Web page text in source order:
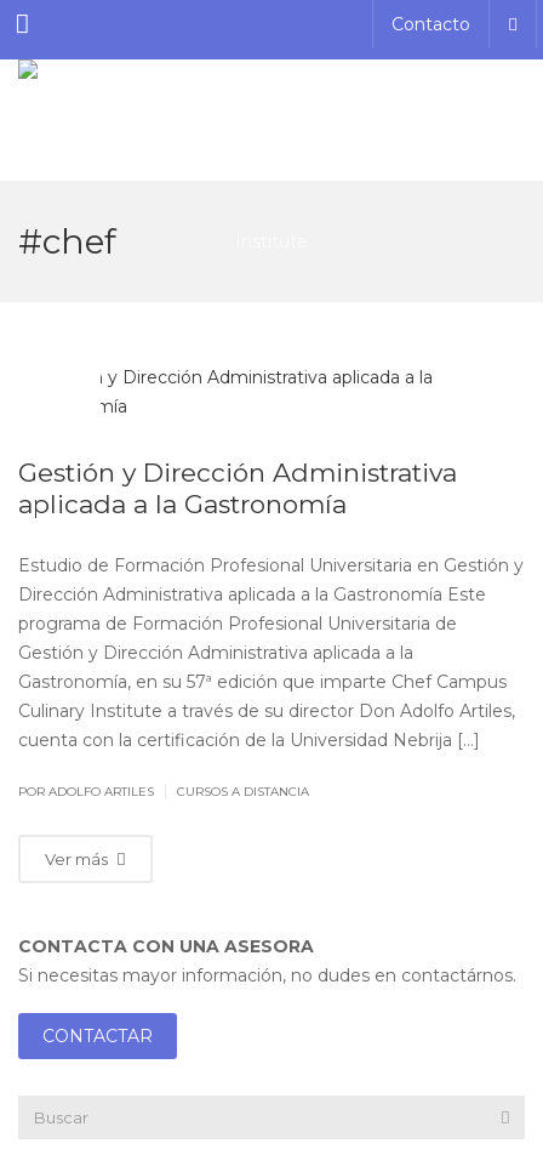
Menu Contacto
#chef
Gestión y Dirección Administrativa
aplicada a la Gastronomía
Estudio de Formación Profesional Universitaria en Gestión y
Dirección Administrativa aplicada a la Gastronomía Este
programa de Formación Profesional Universitaria de
Gestión y Dirección Administrativa aplicada a la
Gastronomía, en su 57ª edición que imparte Chef Campus
Culinary Institute a través de su director Don Adolfo Artiles,
cuenta con la certificación de la Universidad Nebrija […]
POR ADOLFO ARTILES CURSOS A DISTANCIA
Ver más
CONTACTA CON UNA ASESORA
Si necesitas mayor información, no dudes en contactárnos.
CONTACTAR